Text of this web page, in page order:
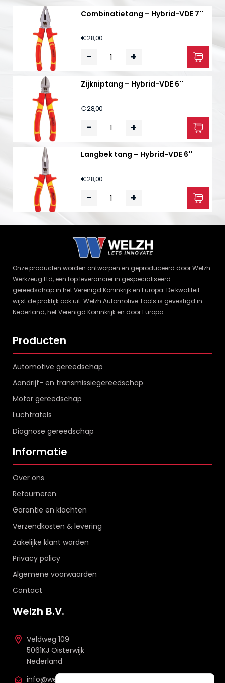
Combinatietang – Hybrid-VDE 7''
€ 28,00
- +
Zijkniptang – Hybrid-VDE 6''
€ 28,00
- +
Langbek tang – Hybrid-VDE 6''
€ 28,00
- +
Onze producten worden ontworpen en geproduceerd door Welzh
Werkzeug Ltd, een top leverancier in gespecialiseerd
gereedschap in het Verenigd Koninkrijk en Europa. De kwaliteit
wijst de praktijk ook uit. Welzh Automotive Tools is gevestigd in
Nederland, het Verenigd Koninkrijk en door Europa.
Producten
Automotive gereedschap
Aandrijf- en transmissiegereedschap
Motor gereedschap
Luchtratels
Diagnose gereedschap
Informatie
Over ons
Retourneren
Garantie en klachten
Verzendkosten & levering
Zakelijke klant worden
Privacy policy
Algemene voorwaarden
Contact
Welzh B.V.
Veldweg 109
5061KJ Oisterwijk
Nederland
info@welzh.nl